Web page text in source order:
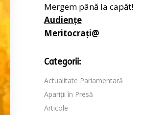
Mergem până la capăt!
Audiențe
Meritocrați@
Categorii:
Actualitate Parlamentară
Apariții în Presă
Articole